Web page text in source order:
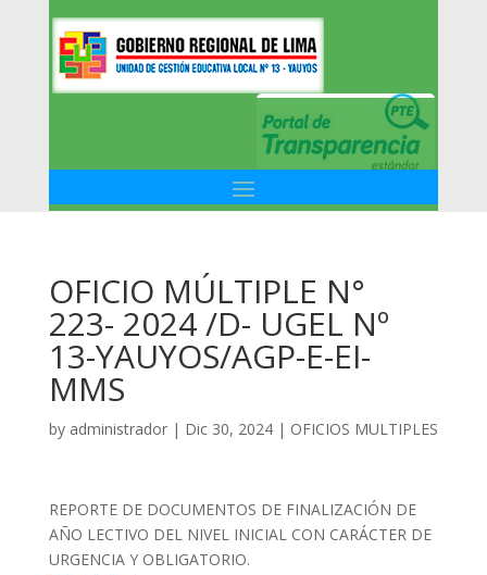
OFICIO MÚLTIPLE N°
223- 2024 /D- UGEL Nº
13-YAUYOS/AGP-E-EI-
MMS
by administrador| Dic 30, 2024| OFICIOS MULTIPLES
REPORTE DE DOCUMENTOS DE FINALIZACIÓN DE
AÑO LECTIVO DEL NIVEL INICIAL CON CARÁCTER DE
URGENCIA Y OBLIGATORIO.